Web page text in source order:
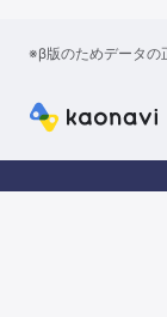
※β版のためデータの